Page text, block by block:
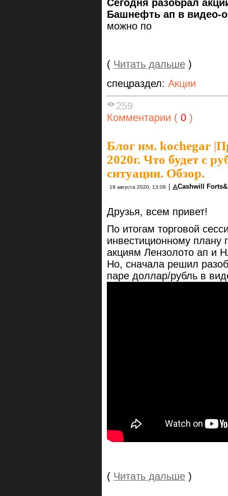
Сегодня разобрал
Башнефть ап в видео-
можно по
( Читать дальше )
спецраздел: Акции
259
Комментарии ( 0 )
Блог им. kochegar |
2020г. Что будет с
ситуации. Обзор.
19 августа 2020, 13:08 ◬Cashwill
Друзья, всем привет!
По итогам торговой
инвестиционному
акциям Лензолото ап и
Но, сначала решил
паре доллар/рубль в
( Читать дальше )